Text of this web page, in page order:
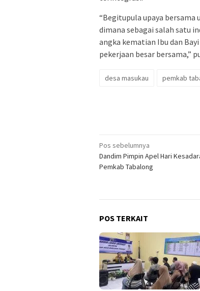
“Begitupula upaya
dimana sebagai salah satu
angka kematian Ibu dan
pekerjaan besar bersama,”
desa masukau pemkab
Navigasi
pos
Pos sebelumnya
Dandim Pimpin Apel Hari
Pemkab Tabalong
POS TERKAIT